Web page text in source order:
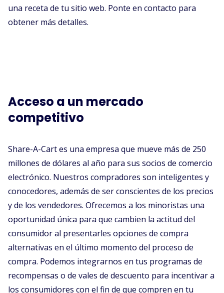
una receta de tu sitio web. Ponte en contacto para
obtener más detalles.
Acceso a un mercado
competitivo
Share-A-Cart es una empresa que mueve más de 250
millones de dólares al año para sus socios de comercio
electrónico. Nuestros compradores son inteligentes y
conocedores, además de ser conscientes de los precios
y de los vendedores. Ofrecemos a los minoristas una
oportunidad única para que cambien la actitud del
consumidor al presentarles opciones de compra
alternativas en el último momento del proceso de
compra. Podemos integrarnos en tus programas de
recompensas o de vales de descuento para incentivar a
los consumidores con el fin de que compren en tu